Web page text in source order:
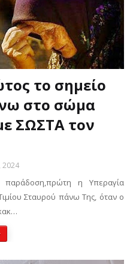
το σημείο
στο σώμα
ΣΩΣΤΑ τον
2024
παράδοση,πρώτη η Υπεραγία
Σταυρού πάνω Της, όταν ο